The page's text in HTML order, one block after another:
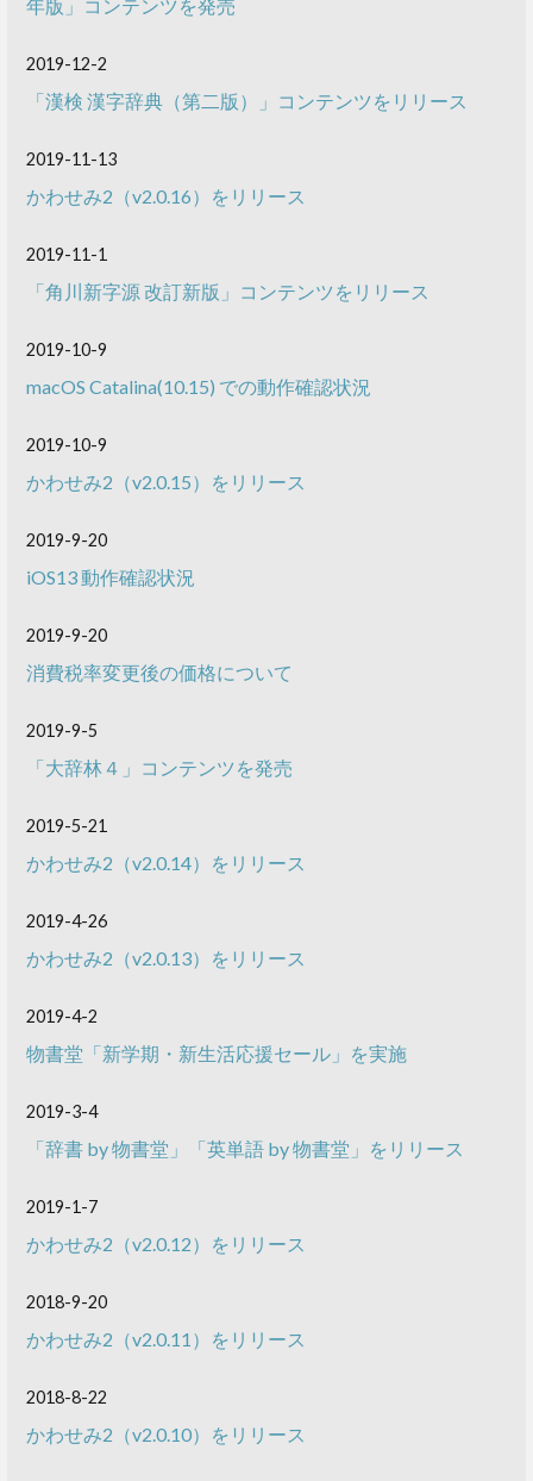
年版」コンテンツを発売
2019-12-2
「漢検 漢字辞典（第二版）」コンテンツをリリース
2019-11-13
かわせみ2（v2.0.16）をリリース
2019-11-1
「角川新字源 改訂新版」コンテンツをリリース
2019-10-9
macOS Catalina(10.15) での動作確認状況
2019-10-9
かわせみ2（v2.0.15）をリリース
2019-9-20
iOS13 動作確認状況
2019-9-20
消費税率変更後の価格について
2019-9-5
「大辞林４」コンテンツを発売
2019-5-21
かわせみ2（v2.0.14）をリリース
2019-4-26
かわせみ2（v2.0.13）をリリース
2019-4-2
物書堂「新学期・新生活応援セール」を実施
2019-3-4
「辞書 by 物書堂」「英単語 by 物書堂」をリリース
2019-1-7
かわせみ2（v2.0.12）をリリース
2018-9-20
かわせみ2（v2.0.11）をリリース
2018-8-22
かわせみ2（v2.0.10）をリリース